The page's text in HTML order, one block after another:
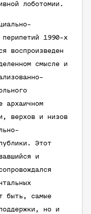
лоботомии.
перипетий 1990-х
воспроизведен
смысле и
архаичном
верхов и низов
Этот
и
быть, самые
но и